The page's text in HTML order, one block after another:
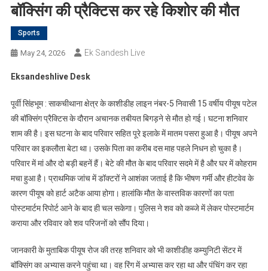
बॉक्सिंग की प्रैक्टिस कर रहे किशोर की मौत
Sports
May 24, 2026 Ek Sandesh Live
Eksandeshlive Desk
पूर्वी सिंहभूम : साकचीथाना क्षेत्र के काशीडीह लाइन नंबर-5 निवासी 15 वर्षीय पीयूष पटेल
की बॉक्सिंग प्रैक्टिस के दौरान अचानक तबीयत बिगड़ने से मौत हो गई। घटना शनिवार
शाम की है। इस घटना के बाद परिवार सहित पूरे इलाके में मातम पसरा हुआ है। पीयूष अपने
परिवार का इकलौता बेटा था। उसके पिता का करीब दस माह पहले निधन हो चुका है।
परिवार में मां और दो बड़ी बहनें हैं। बेटे की मौत के बाद परिवार सदमे में है और घर में कोहराम
मचा हुआ है। प्राथमिक जांच में डॉक्टरों ने आशंका जताई है कि भीषण गर्मी और हीटवेव के
कारण पीयूष को हार्ट अटैक आया होगा। हालांकि मौत के वास्तविक कारणों का पता
पोस्टमार्टम रिपोर्ट आने के बाद ही चल सकेगा। पुलिस ने शव को कब्जे में लेकर पोस्टमार्टम
कराया और रविवार को शव परिजनों को सौंप दिया।
जानकारी के मुताबिक पीयूष रोज की तरह शनिवार को भी काशीडीह कम्युनिटी सेंटर में
बॉक्सिंग का अभ्यास करने पहुंचा था। वह रिंग में अभ्यास कर रहा था और पंचिंग कर रहा